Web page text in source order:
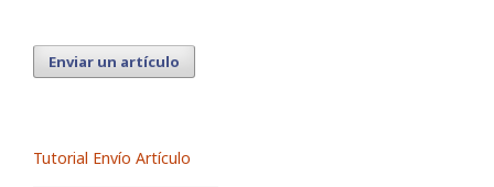
Enviar un artículo
Tutorial Envío Artículo